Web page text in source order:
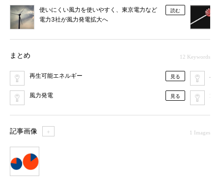
使いにくい風力を使いやすく、東京電力など
電力3社が風力発電拡大へ
読む
まとめ 12 Keywords
再生可能エネルギー 見る
風力発電 見る
バ
太
記事画像 ＋ 1 Images